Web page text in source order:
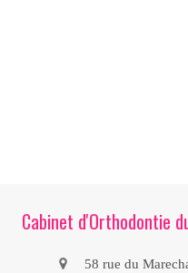
Cabinet d'Orthodontie
58 rue du